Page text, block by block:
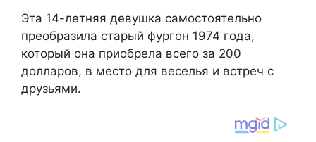
Эта 14-летняя девушка самостоятельно
преобразила старый фургон 1974 года,
который она приобрела всего за 200
долларов, в место для веселья и встреч с
друзьями.